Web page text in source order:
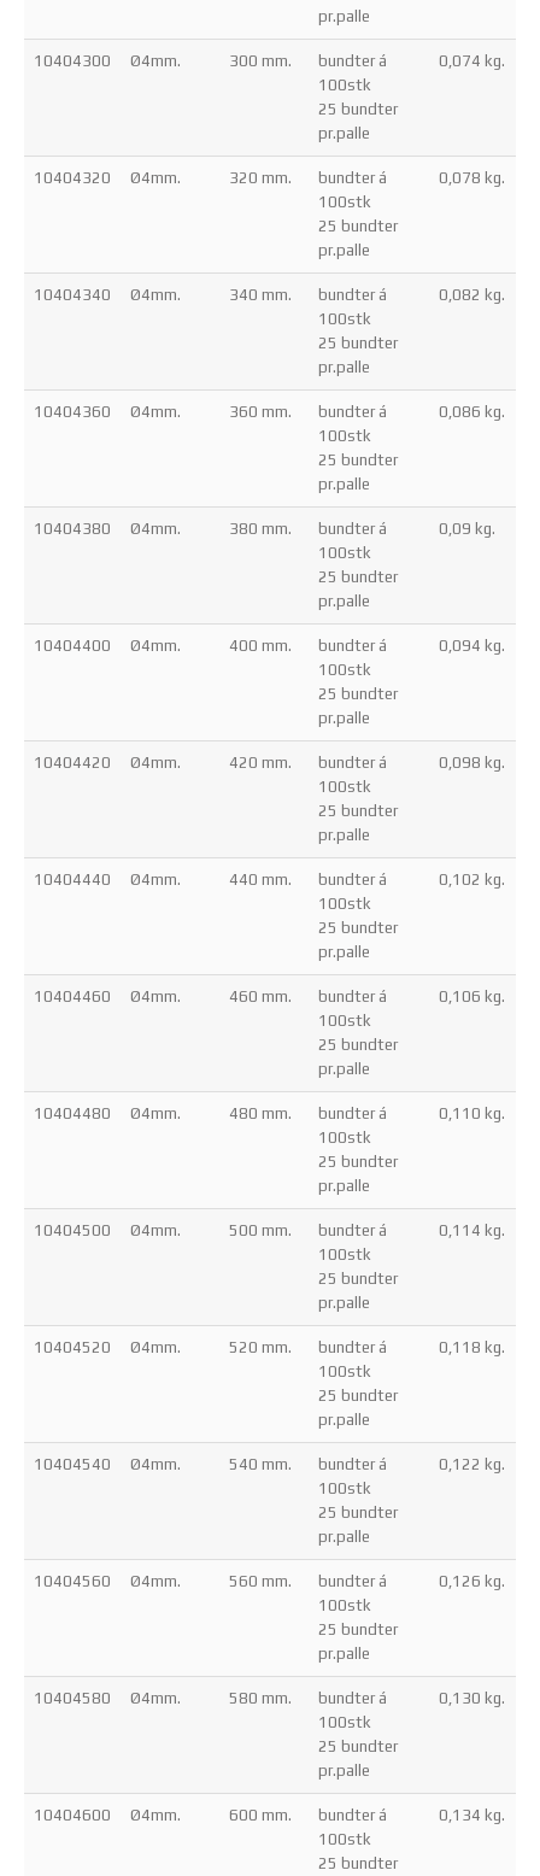
pr.palle
10404300 Ø4mm. 300 mm.
bundter á
100stk
25 bundter
pr.palle
0,074 kg.
10404320 Ø4mm. 320 mm.
bundter á
100stk
25 bundter
pr.palle
0,078 kg.
10404340 Ø4mm. 340 mm.
bundter á
100stk
25 bundter
pr.palle
0,082 kg.
10404360 Ø4mm. 360 mm.
bundter á
100stk
25 bundter
pr.palle
0,086 kg.
10404380 Ø4mm. 380 mm.
bundter á
100stk
25 bundter
pr.palle
0,09 kg.
10404400 Ø4mm. 400 mm.
bundter á
100stk
25 bundter
pr.palle
0,094 kg.
10404420 Ø4mm. 420 mm.
bundter á
100stk
25 bundter
pr.palle
0,098 kg.
10404440 Ø4mm. 440 mm.
bundter á
100stk
25 bundter
pr.palle
0,102 kg.
10404460 Ø4mm. 460 mm.
bundter á
100stk
25 bundter
pr.palle
0,106 kg.
10404480 Ø4mm. 480 mm.
bundter á
100stk
25 bundter
pr.palle
0,110 kg.
10404500 Ø4mm. 500 mm.
bundter á
100stk
25 bundter
pr.palle
0,114 kg.
10404520 Ø4mm. 520 mm.
bundter á
100stk
25 bundter
pr.palle
0,118 kg.
10404540 Ø4mm. 540 mm.
bundter á
100stk
25 bundter
pr.palle
0,122 kg.
10404560 Ø4mm. 560 mm.
bundter á
100stk
25 bundter
pr.palle
0,126 kg.
10404580 Ø4mm. 580 mm.
bundter á
100stk
25 bundter
pr.palle
0,130 kg.
10404600 Ø4mm. 600 mm.
bundter á
100stk
25 bundter
0,134 kg.